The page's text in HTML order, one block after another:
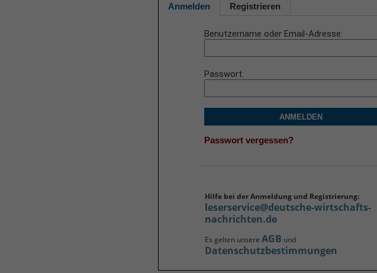
Anmelden Registrieren
Benutzername oder Email-Adresse
Passwort
ANMELDEN
Passwort vergessen?
Hilfe bei der Anmeldung und Registrierung:
leserservice@deutsche-wirtschafts-
nachrichten.de
Es gelten unsere AGB und
Datenschutzbestimmungen